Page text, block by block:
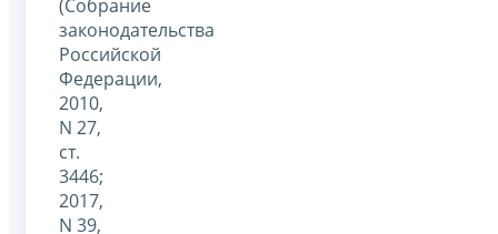
(Собрание
законодательства
Российской
Федерации,
2010,
N 27,
ст.
3446;
2017,
N 39,